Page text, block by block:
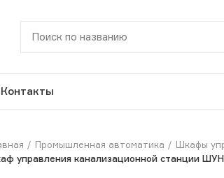
Контакты
Промышленная автоматика Шкафы
управления канализационной станции